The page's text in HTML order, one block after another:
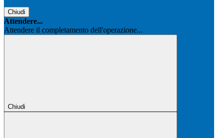
Chiudi
Attendere...
Attendere il completamento dell'operazione...
Chiudi